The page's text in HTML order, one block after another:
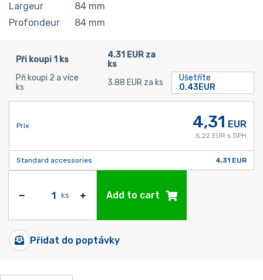
Largeur
84 mm
Profondeur
84 mm
Při koupi 1 ks
4.31 EUR za
ks
Při koupi 2 a více
ks
3.88 EUR za ks
Ušetříte
0.43EUR
Prix 4,31 EUR
5,22 EUR s DPH
Standard accessories 4,31 EUR
ks Add to cart
Přidat do poptávky